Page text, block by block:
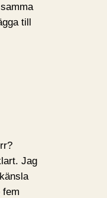
till
Jag
fem